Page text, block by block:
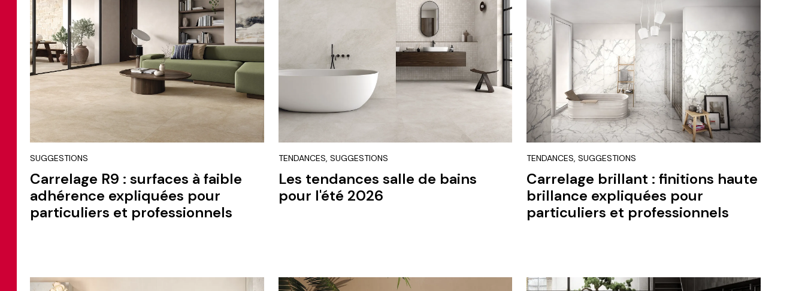
SUGGESTIONS
Carrelage R9 : surfaces à faible
adhérence expliquées pour
particuliers et professionnels
TENDANCES, SUGGESTIONS
Les tendances salle de bains
pour l'été 2026
TENDANCES, SUGGESTIONS
Carrelage brillant : finitions haute
brillance expliquées pour
particuliers et professionnels